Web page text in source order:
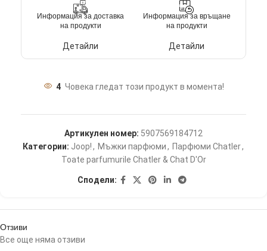
Информация за доставка
на продукти
Детайли
Информация за връщане
на продукти
Детайли
4 Човека гледат този продукт в момента!
Артикулен номер: 5907569184712
Категории: Joop!, Мъжки парфюми, Парфюми Chatler,
Toate parfumurile Chatler & Chat D'Or
Сподели:
Отзиви
Все още няма отзиви